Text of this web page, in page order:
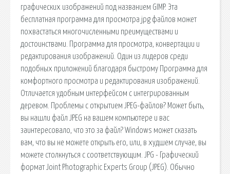
графических изображений под названием GIMP. Эта
бесплатная программа для просмотра jpg файлов может
похвастаться многочисленными преимуществами и
достоинствами. Программа для просмотра, конвертации и
редактирования изображений. Один из лидеров среди
подобных приложений благодаря быстрому Программа для
комфортного просмотра и редактирования изображений.
Отличается удобным интерфейсом с интегрированным
деревом. Проблемы с открытием JPEG-файлов? Может быть,
вы нашли файл JPEG на вашем компьютере и вас
заинтересовало, что это за файл? Windows может сказать
вам, что вы не можете открыть его, или, в худшем случае, вы
можете столкнуться с соответствующим. JPG - Графический
формат Joint Photographic Experts Group (JPEG). Обычно